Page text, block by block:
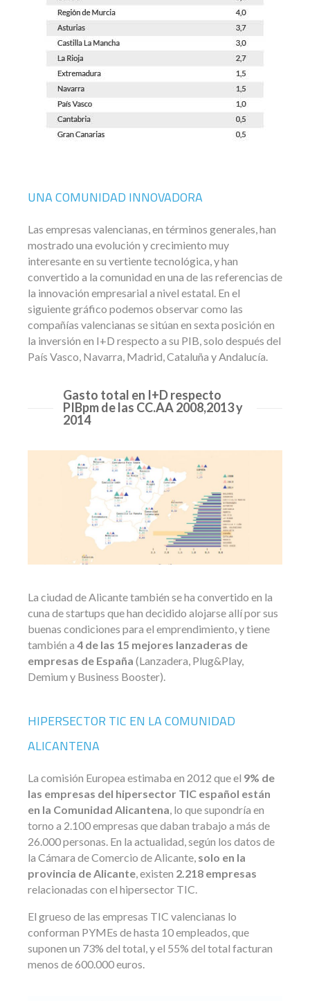
UNA COMUNIDAD INNOVADORA
Las empresas valencianas, en términos generales, han
mostrado una evolución y crecimiento muy
interesante en su vertiente tecnológica, y han
convertido a la comunidad en una de las referencias de
la innovación empresarial a nivel estatal. En el
siguiente gráfico podemos observar como las
compañías valencianas se sitúan en sexta posición en
la inversión en I+D respecto a su PIB, solo después del
País Vasco, Navarra, Madrid, Cataluña y Andalucía.
Gasto total en I+D respecto
PIBpm de las CC.AA 2008,2013 y
2014
La ciudad de Alicante también se ha convertido en la
cuna de startups que han decidido alojarse allí por sus
buenas condiciones para el emprendimiento, y tiene
también a 4 de las 15 mejores lanzaderas de
empresas de España (Lanzadera, Plug&Play,
Demium y Business Booster).
HIPERSECTOR TIC EN LA COMUNIDAD
ALICANTENA
La comisión Europea estimaba en 2012 que el 9% de
las empresas del hipersector TIC español están
en la Comunidad Alicantena, lo que supondría en
torno a 2.100 empresas que daban trabajo a más de
26.000 personas. En la actualidad, según los datos de
la Cámara de Comercio de Alicante, solo en la
provincia de Alicante, existen 2.218 empresas
relacionadas con el hipersector TIC.
El grueso de las empresas TIC valencianas lo
conforman PYMEs de hasta 10 empleados, que
suponen un 73% del total, y el 55% del total facturan
menos de 600.000 euros.